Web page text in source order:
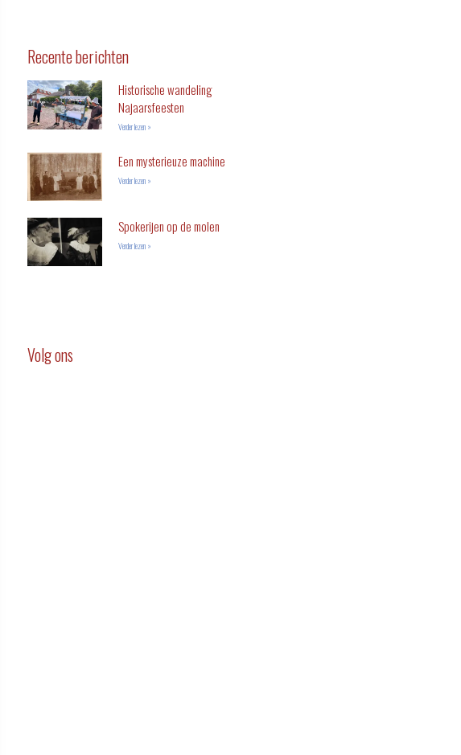
Recente berichten
Historische wandeling
Najaarsfeesten
Verder lezen »
Een mysterieuze machine
Verder lezen »
Spokerijen op de molen
Verder lezen »
Volg ons